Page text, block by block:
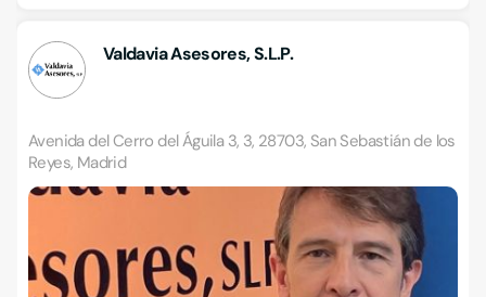
Valdavia Asesores, S.L.P.
Avenida del Cerro del Águila 3, 3, 28703, San Sebastián de los
Reyes, Madrid